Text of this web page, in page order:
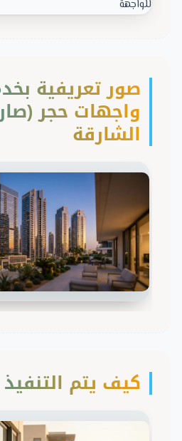
للواجهة
صور تعريفية
واجهات حجر
الشارقة
كيف يتم التنفيذ